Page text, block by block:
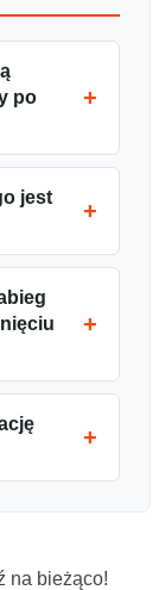
po
jest
na bieżąco!